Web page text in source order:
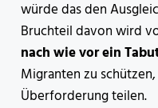
würde das den
Bruchteil davon wird
nach wie vor ein
Migranten zu
Überforderung teilen.